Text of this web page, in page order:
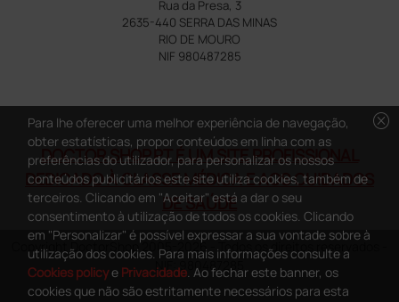
Rua da Presa, 3
2635-440 SERRA DAS MINAS
RIO DE MOURO
NIF 980487285
DOCTOR SHOP.PT É UM SITE PROFISSIONAL
DEDICADO À CLASSE MÉDICA E AOS CUIDADOS
DE SAÚDE
Copyright DoctorShop 2005-2026 - Todos os direitos reservados -
NIF: 980487285
cancel
Para lhe oferecer uma melhor experiência de navegação,
obter estatísticas, propor conteúdos em linha com as
preferências do utilizador, para personalizar os nossos
conteúdos publicitários este site utiliza cookies, também de
terceiros. Clicando em "Aceitar" está a dar o seu
consentimento à utilização de todos os cookies. Clicando
em "Personalizar" é possível expressar a sua vontade sobre à
utilização dos cookies. Para mais informações consulte a
Cookies policye Privacidade. Ao fechar este banner, os
cookies que não são estritamente necessários para esta